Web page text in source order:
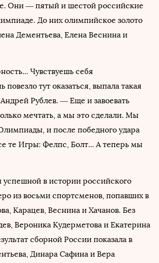
Они — пятый и шестой российские
До них олимпийское золото
Дементьева, Елена Веснина и
Чувствуешь себя
тут оказаться, выпала такая
Рублев. — Еще и завоевать
мечтать, а мы это сделали. Мы
и после победного удара
те Игры: Фелпс, Болт... А теперь мы
в истории российского
из восьми спортсменов, попавших в
Карацев, Веснина и Хачанов. Без
Вероника Кудерметова и Екатерина
сборной России показала в
Динара Сафина и Вера